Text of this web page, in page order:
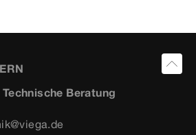
Beratung